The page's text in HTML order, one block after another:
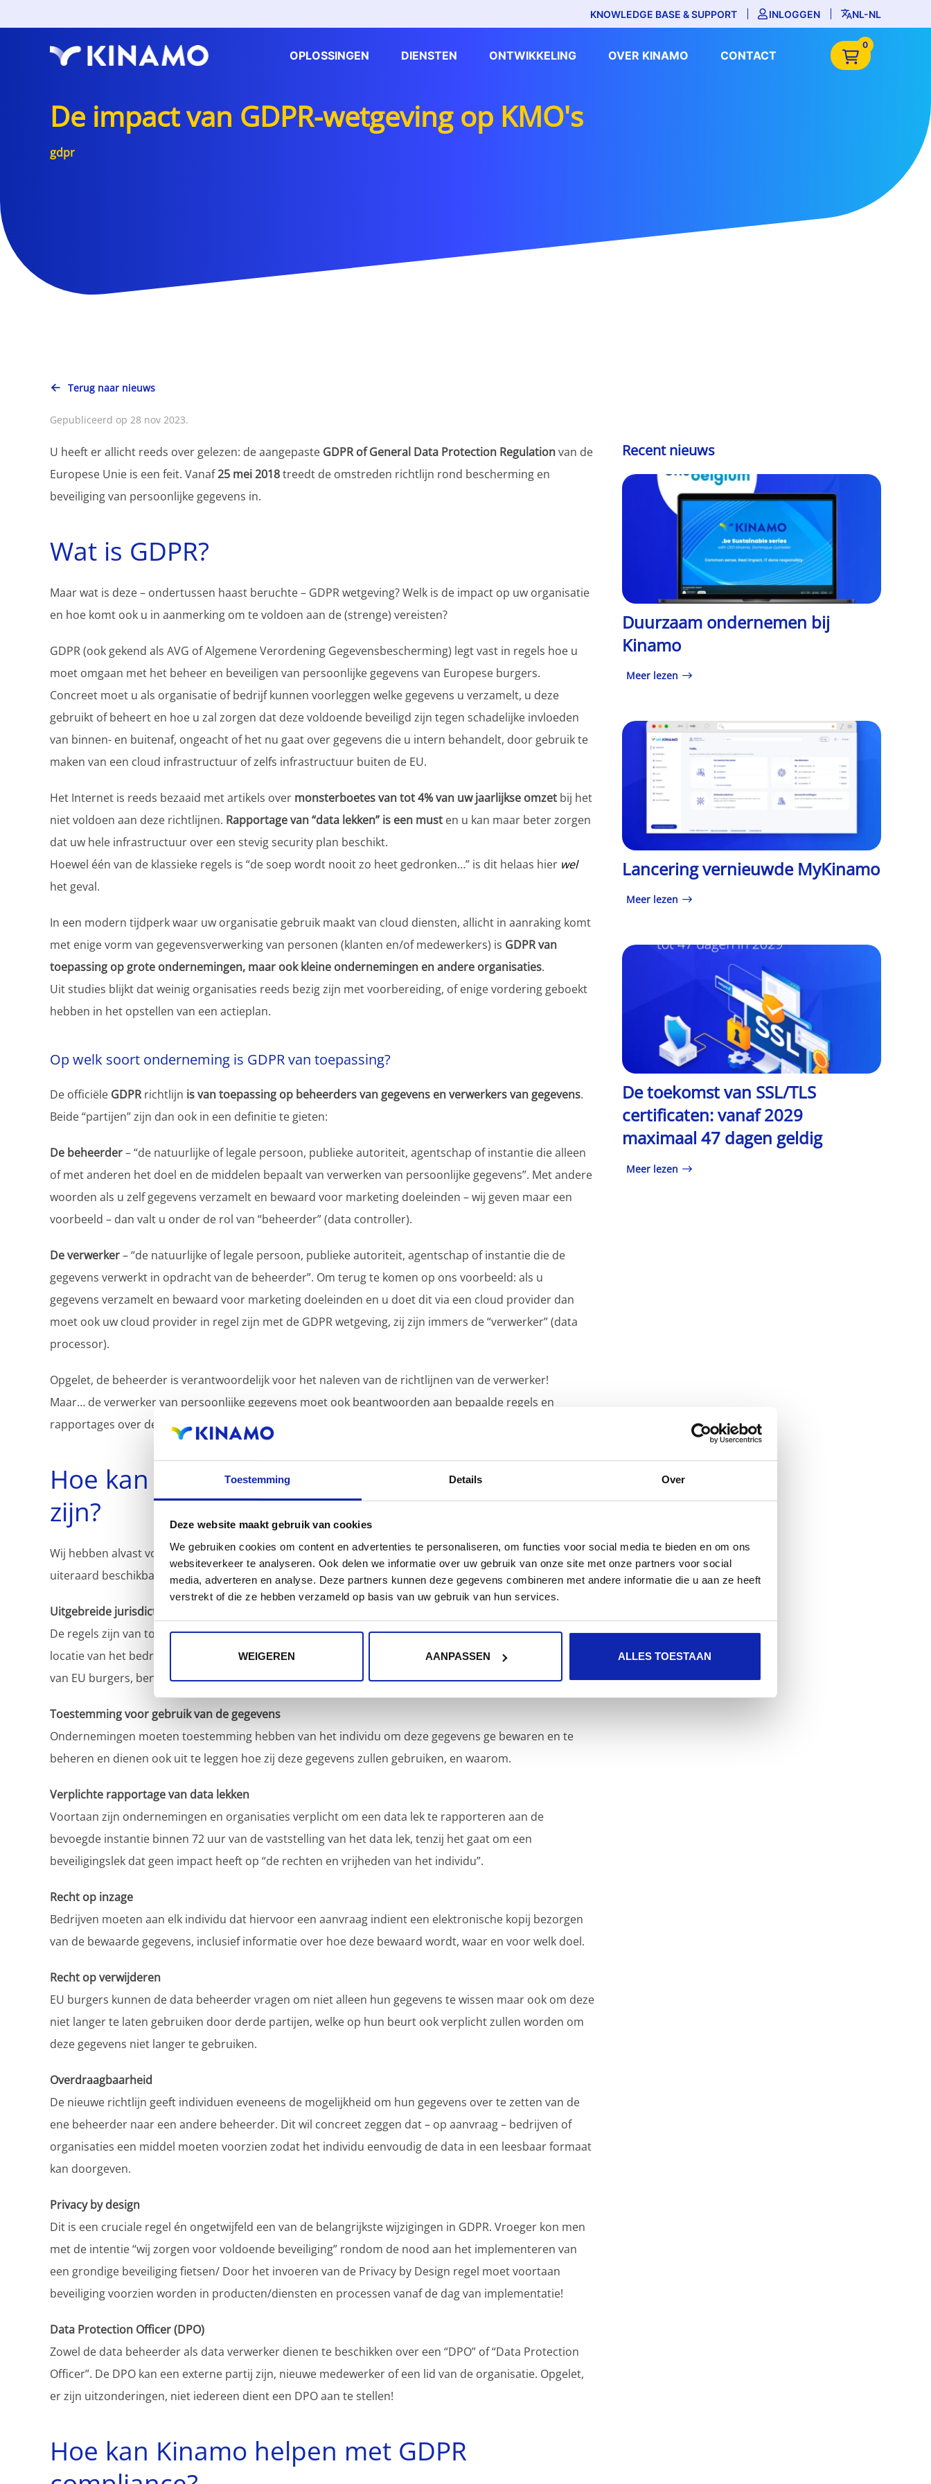
Toestemming Details Over
Deze website maakt gebruik van cookies
We gebruiken cookies om content en advertenties te personaliseren, om functies voor social media te bieden en om ons
websiteverkeer te analyseren. Ook delen we informatie over uw gebruik van onze site met onze partners voor social
media, adverteren en analyse. Deze partners kunnen deze gegevens combineren met andere informatie die u aan ze heeft
verstrekt of die ze hebben verzameld op basis van uw gebruik van hun services.
WEIGEREN AANPASSEN ALLES TOESTAAN
KNOWLEDGE BASE & SUPPORT INLOGGEN NL-NL
OPLOSSINGEN DIENSTEN ONTWIKKELING OVER KINAMO CONTACT
0
De impact van GDPR-wetgeving op KMO's
gdpr
Terug naar nieuws
Gepubliceerd op 28 nov 2023.
U heeft er allicht reeds over gelezen: de aangepaste GDPR of General Data Protection Regulationvan de
Europese Unie is een feit. Vanaf25 mei 2018treedt de omstreden richtlijn rond bescherming en
beveiliging van persoonlijke gegevens in.
Wat is GDPR?
Maar wat is deze – ondertussen haast beruchte – GDPR wetgeving? Welk is de impact op uw organisatie
en hoe komt ook u in aanmerking om te voldoen aan de (strenge) vereisten?
GDPR (ook gekend als AVG of Algemene Verordening Gegevensbescherming) legt vast in regels hoe u
moet omgaan met het beheer en beveiligen van persoonlijke gegevens van Europese burgers.
Concreet moet u als organisatie of bedrijf kunnen voorleggen welke gegevens u verzamelt, u deze
gebruikt of beheert en hoe u zal zorgen dat deze voldoende beveiligd zijn tegen schadelijke invloeden
van binnen- en buitenaf, ongeacht of het nu gaat over gegevens die u intern behandelt, door gebruik te
maken van een cloud infrastructuur of zelfs infrastructuur buiten de EU.
Het Internet is reeds bezaaid met artikels over monsterboetes van tot 4% van uw jaarlijkse omzet bij het
niet voldoen aan deze richtlijnen. Rapportage van “data lekken” is een must en u kan maar beter zorgen
dat uw hele infrastructuur over een stevig security plan beschikt.
Hoewel één van de klassieke regels is “de soep wordt nooit zo heet gedronken…” is dit helaas hier wel
het geval.
In een modern tijdperk waar uw organisatie gebruik maakt van cloud diensten, allicht in aanraking komt
met enige vorm van gegevensverwerking van personen (klanten en/of medewerkers) is GDPR van
toepassing op grote ondernemingen, maar ook kleine ondernemingen en andere organisaties.
Uit studies blijkt dat weinig organisaties reeds bezig zijn met voorbereiding, of enige vordering geboekt
hebben in het opstellen van een actieplan.
Op welk soort onderneming is GDPR van toepassing?
De officiële GDPRrichtlijn is van toepassing op beheerders van gegevens en verwerkers van gegevens.
Beide “partijen” zijn dan ook in een definitie te gieten:
De beheerder– “de natuurlijke of legale persoon, publieke autoriteit, agentschap of instantie die alleen
of met anderen het doel en de middelen bepaalt van verwerken van persoonlijke gegevens”. Met andere
woorden als u zelf gegevens verzamelt en bewaard voor marketing doeleinden – wij geven maar een
voorbeeld – dan valt u onder de rol van “beheerder” (data controller).
De verwerker– “de natuurlijke of legale persoon, publieke autoriteit, agentschap of instantie die de
gegevens verwerkt in opdracht van de beheerder”. Om terug te komen op ons voorbeeld: als u
gegevens verzamelt en bewaard voor marketing doeleinden en u doet dit via een cloud provider dan
moet ook uw cloud provider in regel zijn met de GDPR wetgeving, zij zijn immers de “verwerker” (data
processor).
Opgelet, de beheerder is verantwoordelijk voor het naleven van de richtlijnen van de verwerker!
Maar… de verwerker van persoonlijke gegevens moet ook beantwoorden aan bepaalde regels en
rapportages over de manier waarop zij de gegevens verwerken.
Hoe kan uw onderneming GDPR compliant
zijn?
Wij hebben alvast voor u de meest cruciale punten van GDPR hier onder geplaatst. Deze gegevens zijn
uiteraard beschikbaar op de Officiële GDPR website .
Uitgebreide jurisdictie
De regels zijn van toepassing op elk bedrijf dat gegevens van EU burgers verwerkt, ongeacht de fysieke
locatie van het bedrijf. Dus als uw fysiek kantoor niet op EU grondgebied ligt maar u verwerkt gegevens
van EU burgers, bent u nog steeds verantwoordelijk.
Toestemming voor gebruik van de gegevens
Ondernemingen moeten toestemming hebben van het individu om deze gegevens ge bewaren en te
beheren en dienen ook uit te leggen hoe zij deze gegevens zullen gebruiken, en waarom.
Verplichte rapportage van data lekken
Voortaan zijn ondernemingen en organisaties verplicht om een data lek te rapporteren aan de
bevoegde instantie binnen 72 uur van de vaststelling van het data lek, tenzij het gaat om een
beveiligingslek dat geen impact heeft op “de rechten en vrijheden van het individu”.
Recht op inzage
Bedrijven moeten aan elk individu dat hiervoor een aanvraag indient een elektronische kopij bezorgen
van de bewaarde gegevens, inclusief informatie over hoe deze bewaard wordt, waar en voor welk doel.
Recht op verwijderen
EU burgers kunnen de data beheerder vragen om niet alleen hun gegevens te wissen maar ook om deze
niet langer te laten gebruiken door derde partijen, welke op hun beurt ook verplicht zullen worden om
deze gegevens niet langer te gebruiken.
Overdraagbaarheid
De nieuwe richtlijn geeft individuen eveneens de mogelijkheid om hun gegevens over te zetten van de
ene beheerder naar een andere beheerder. Dit wil concreet zeggen dat – op aanvraag – bedrijven of
organisaties een middel moeten voorzien zodat het individu eenvoudig de data in een leesbaar formaat
kan doorgeven.
Privacy by design
Dit is een cruciale regel én ongetwijfeld een van de belangrijkste wijzigingen in GDPR. Vroeger kon men
met de intentie “wij zorgen voor voldoende beveiliging” rondom de nood aan het implementeren van
een grondige beveiliging fietsen/ Door het invoeren van de Privacy by Design regel moet voortaan
beveiliging voorzien worden in producten/diensten en processen vanaf de dag van implementatie!
Data Protection Officer (DPO)
Zowel de data beheerder als data verwerker dienen te beschikken over een “DPO” of “Data Protection
Officer”. De DPO kan een externe partij zijn, nieuwe medewerker of een lid van de organisatie. Opgelet,
er zijn uitzonderingen, niet iedereen dient een DPO aan te stellen!
Hoe kan Kinamo helpen met GDPR
Recent nieuws
Duurzaam ondernemen bij
Kinamo
Meer lezen
Lancering vernieuwde MyKinamo
Meer lezen
De toekomst van SSL/TLS
certificaten: vanaf 2029
maximaal 47 dagen geldig
Meer lezen